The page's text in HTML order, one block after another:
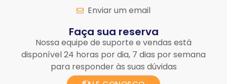
Enviar um email
Faça sua reserva
Nossa equipe de suporte e vendas está
disponível 24 horas por dia, 7 dias por semana
para responder às suas dúvidas